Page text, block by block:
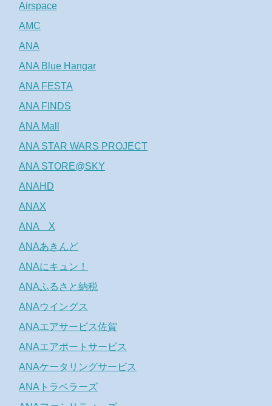
Airspace
AMC
ANA
ANA Blue Hangar
ANA FESTA
ANA FINDS
ANA Mall
ANA STAR WARS PROJECT
ANA STORE@SKY
ANAHD
ANAX
ANA X
ANAあきんど
ANAにキュン！
ANAふるさと納税
ANAウイングス
ANAエアサービス佐賀
ANAエアポートサービス
ANAケータリングサービス
ANAトラベラーズ